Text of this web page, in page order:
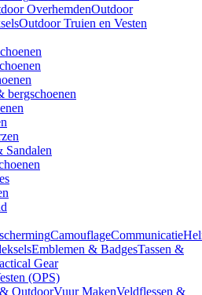
OverhemdenOutdoor
Outdoor Truien en Vesten
bergschoenen
Sandalen
CamouflageCommunicatie
Emblemen & BadgesTassen &
Gear
(OPS)
OutdoorVuur MakenVeldflessen &